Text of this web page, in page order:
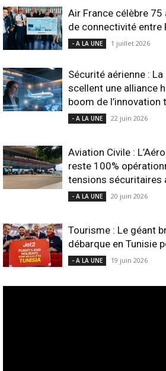
Air France célèbre
de connectivité entre
- A LA UNE 1 juillet 2026
Sécurité aérienne : La
scellent une alliance
boom de
- A LA UNE 22 juin 2026
Aviation Civile :
reste 100%
tensions sécuritaires
- A LA UNE 20 juin 2026
Tourisme : Le géant
débarque en Tunisie
- A LA UNE 19 juin 2026